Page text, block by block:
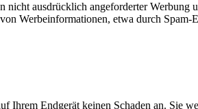
ausdrücklich angeforderter
Werbeinformationen, etwa durch Spam-
Ihrem Endgerät keinen Schaden an. Sie